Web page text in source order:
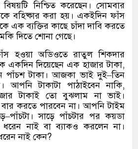
বিষয়টি নিশ্চিত করেছেন। সোমবার
বহিষ্কার করা হয়। একইদিন ফাঁস
এক ব্যক্তির কাছে চাঁদা দাবি করতে
দিতে শোনা গেছে।
হওয়া অডিওতে রাতুল শিকদার
একদিন দিয়েছেন এক হাজার টাকা,
পাঁচশ টাকা। আজকা ভাই দুই–তিন
আপনি টাকাটা পাঠাইবেন নাকি,
টাকাই তো বুঝলাম না ভাই।
করতে পারবেন না। আপনি টাইম
–পাঁচটা। সাড়ে পাঁচটার পর কয়ডা
নাই বা ব্যাকও করলেন না।
নাই কেন?